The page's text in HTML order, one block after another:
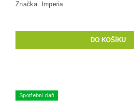
Značka: Imperia
Spotřební daň